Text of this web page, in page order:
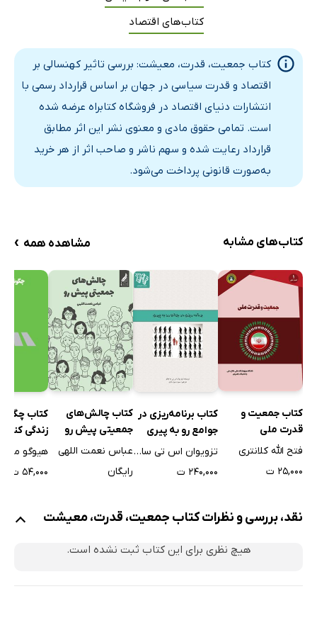
پس‌انداز و سرمایه‌گذاری
جریان‌های جهانی سرمایه
پیری نیروی کار
روان‌شناسی بازار
تغییر روحیه اجتماعی
روان‌شناسی فردی
تنوع روزافزون قومی
بود یا نگران؟
خطرات گذار جمعیتی
گذار متوقف‌شده و گذار دستخوش عقب‌گرد
«جنایات بیشتر در خاورمیانه»
امتیازات جمعیتی ازدست‌رفته
گذار بیش از اندازه سریع یا بیش از حد
رقابت جدید جمعیتی
فرض‌های مبنایی پیش‌بینی‌های جمعیتی
گشتی در جهان درحال‌توسعه
پایین‌دست صحرای آفریقا
جهان عرب
چین و شرق آسیا
هند و جنوب آسیا
کتاب‌های اقتصاد
کتاب جمعیت، قدرت، معیشت: بررسی تاثیر کهنسالی بر
اقتصاد و قدرت سیاسی در جهان بر اساس قرارداد رسمی با
انتشارات دنیای اقتصاد در فروشگاه کتابراه عرضه شده
است. تمامی حقوق مادی و معنوی نشر این اثر مطابق
قرارداد رعایت شده و سهم ناشر و صاحب اثر از هر خرید
به‌صورت قانونی پرداخت می‌شود.
کتاب‌های مشابه مشاهده همه ›
کتاب جمعیت و
قدرت ملی
فتح الله کلانتری
۲۵,۰۰۰ ت
کتاب برنامه‌ریزی در
جوامع رو به پیری
تزویوان اس تی سا چائو
۲۴۰,۰۰۰ ت
کتاب چالش‌های
جمعیتی پیش رو
عباس نعمت اللهی
رایگان
کتاب
زندگی کنیم
هیوگو مک
۵۴,۰۰۰ ت
نقد، بررسی و نظرات کتاب جمعیت، قدرت، معیشت
هیچ نظری برای این کتاب ثبت نشده است.